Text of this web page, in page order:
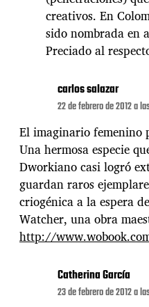
creativos. En
sido nombrada en
Preciado al
carlos salazar
22 de febrero de 2012 a
El imaginario femenino
Una hermosa especie
Dworkiano casi logró
guardan raros
criogénica a la espera
Watcher, una obra
http://
Catherina García
23 de febrero de 2012 a